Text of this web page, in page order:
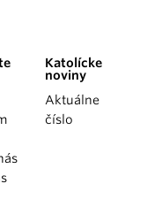
Katolícke
noviny
Aktuálne
číslo